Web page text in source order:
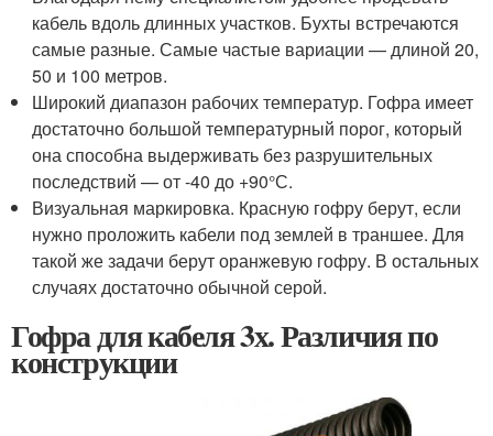
кабель вдоль длинных участков. Бухты встречаются
самые разные. Самые частые вариации — длиной 20,
50 и 100 метров.
Широкий диапазон рабочих температур. Гофра имеет
достаточно большой температурный порог, который
она способна выдерживать без разрушительных
последствий — от -40 до +90°С.
Визуальная маркировка. Красную гофру берут, если
нужно проложить кабели под землей в траншее. Для
такой же задачи берут оранжевую гофру. В остальных
случаях достаточно обычной серой.
Гофра для кабеля 3х. Различия по
конструкции